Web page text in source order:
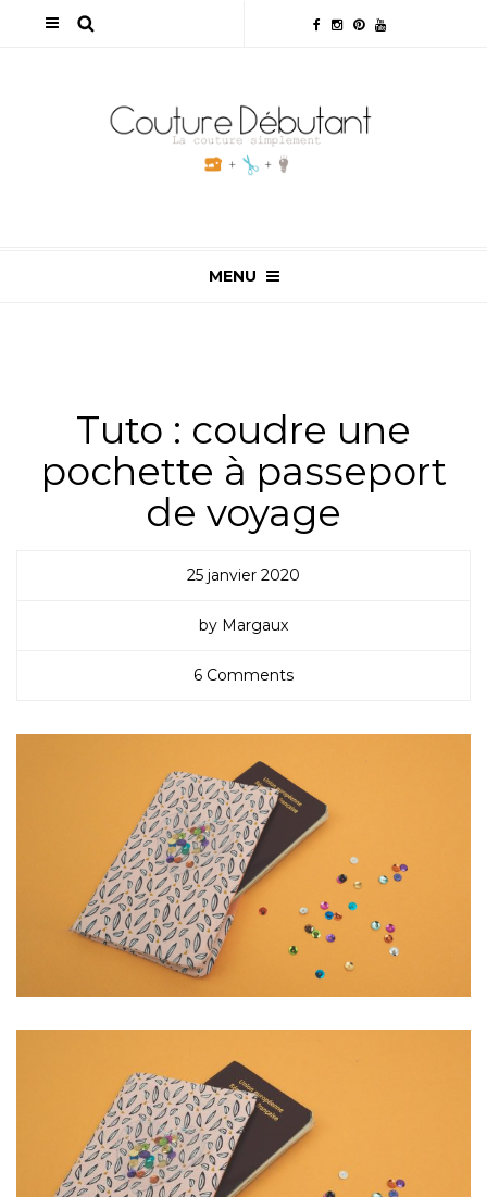
MENU
Tuto : coudre une
pochette à passeport
de voyage
25 janvier 2020
by Margaux
6 Comments